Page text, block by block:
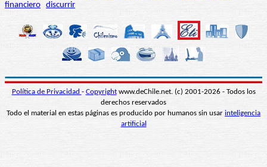
financiero discurrir
Política de Privacidad - Copyrightwww.deChile.net. (c) 2001-2026 - Todos los
derechos reservados
Todo el material en estas páginas es producido por humanos sin usar inteligencia
artificial